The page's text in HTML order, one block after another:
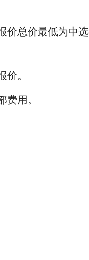
价总价最低为中选
。
用。